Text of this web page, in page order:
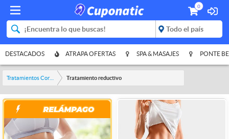
0
DESTACADOS ATRAPA OFERTAS SPA & MASAJES PONTE
Tratamientos Corporales Tratamiento reductivo